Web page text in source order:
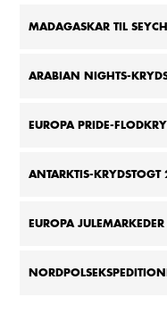
MADAGASKAR TIL
ARABIAN NIGHTS-
EUROPA PRIDE-
ANTARKTIS-KRYDSTOGT
EUROPA